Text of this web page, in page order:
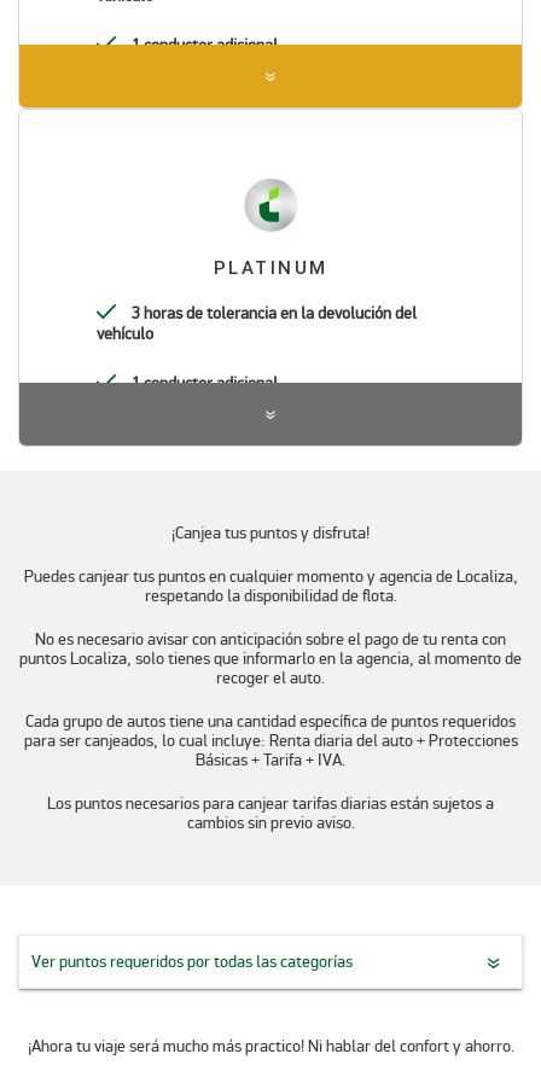
1 conductor adicional
PLATINUM
3 horas de tolerancia en la devolución del
vehículo
1 conductor adicional
¡Canjea tus puntos y disfruta!
Puedes canjear tus puntos en cualquier momento y agencia de Localiza,
respetando la disponibilidad de flota.
No es necesario avisar con anticipación sobre el pago de tu renta con
puntos Localiza, solo tienes que informarlo en la agencia, al momento de
recoger el auto.
Cada grupo de autos tiene una cantidad específica de puntos requeridos
para ser canjeados, lo cual incluye: Renta diaria del auto + Protecciones
Básicas + Tarifa + IVA.
Los puntos necesarios para canjear tarifas diarias están sujetos a
cambios sin previo aviso.
Ver puntos requeridos por todas las categorías
¡Ahora tu viaje será mucho más practico! Ni hablar del confort y ahorro.